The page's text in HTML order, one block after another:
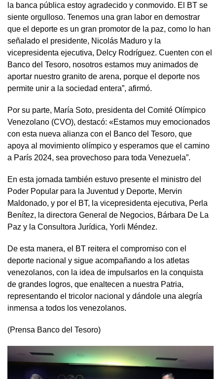
la banca pública estoy agradecido y conmovido. El BT se
siente orgulloso. Tenemos una gran labor en demostrar
que el deporte es un gran promotor de la paz, como lo han
señalado el presidente, Nicolás Maduro y la
vicepresidenta ejecutiva, Delcy Rodríguez. Cuenten con el
Banco del Tesoro, nosotros estamos muy animados de
aportar nuestro granito de arena, porque el deporte nos
permite unir a la sociedad entera”, afirmó.
Por su parte, María Soto, presidenta del Comité Olímpico
Venezolano (CVO), destacó: «Estamos muy emocionados
con esta nueva alianza con el Banco del Tesoro, que
apoya al movimiento olímpico y esperamos que el camino
a París 2024, sea provechoso para toda Venezuela”.
En esta jornada también estuvo presente el ministro del
Poder Popular para la Juventud y Deporte, Mervin
Maldonado, y por el BT, la vicepresidenta ejecutiva, Perla
Benítez, la directora General de Negocios, Bárbara De La
Paz y la Consultora Jurídica, Yorli Méndez.
De esta manera, el BT reitera el compromiso con el
deporte nacional y sigue acompañando a los atletas
venezolanos, con la idea de impulsarlos en la conquista
de grandes logros, que enaltecen a nuestra Patria,
representando el tricolor nacional y dándole una alegría
inmensa a todos los venezolanos.
(Prensa Banco del Tesoro)